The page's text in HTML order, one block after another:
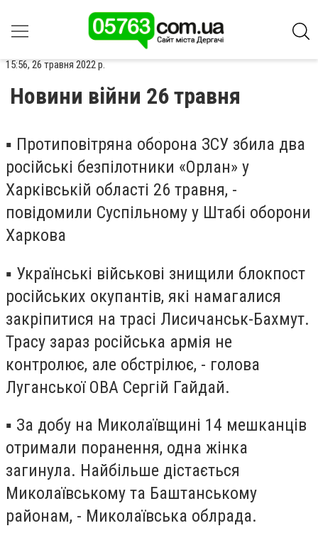
15:56, 26 травня 2022 р.
Новини війни 26 травня
▪️ Протиповітряна оборона ЗСУ збила два
російські безпілотники «Орлан» у
Харківській області 26 травня, -
повідомили Суспільному у Штабі оборони
Харкова
▪️ Українські військові знищили блокпост
російських окупантів, які намагалися
закріпитися на трасі Лисичанськ-Бахмут.
Трасу зараз російська армія не
контролює, але обстрілює, - голова
Луганської ОВА Сергій Гайдай.
▪️ За добу на Миколаївщині 14 мешканців
отримали поранення, одна жінка
загинула. Найбільше дістається
Миколаївському та Баштанському
районам, - Миколаївська облрада.